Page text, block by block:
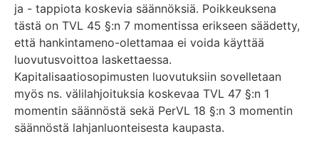
ja - tappiota koskevia säännöksiä. Poikkeuksena
tästä on TVL 45 §:n 7 momentissa erikseen säädetty,
että hankintameno-olettamaa ei voida käyttää
luovutusvoittoa laskettaessa.
Kapitalisaatiosopimusten luovutuksiin sovelletaan
myös ns. välilahjoituksia koskevaa TVL 47 §:n 1
momentin säännöstä sekä PerVL 18 §:n 3 momentin
säännöstä lahjanluonteisesta kaupasta.